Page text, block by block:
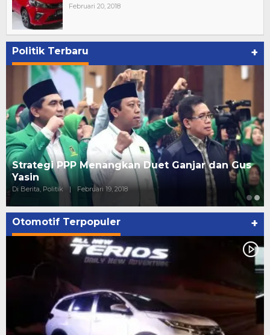
Februari 20, 2018
Politik Terbaru +
Strategi PPP Menangkan Duet Ganjar dan Gus
Yasin
Di Berita, Politik | Februari 19, 2018
Otomotif Terpopuler +